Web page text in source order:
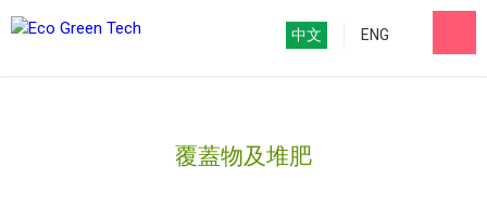
ENG
中文
覆蓋物及堆肥